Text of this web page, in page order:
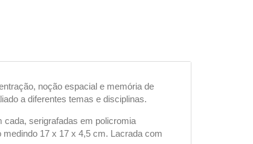
noção espacial e memória de
a diferentes temas e disciplinas.
serigrafadas em policromia
17 x 17 x 4,5 cm. Lacrada com